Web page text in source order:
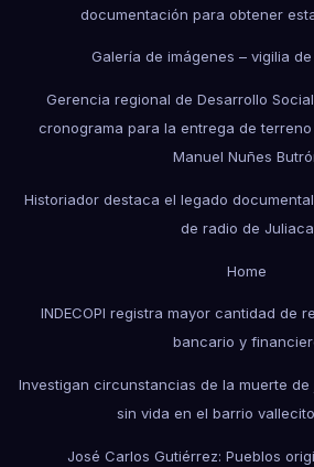
documentación para obtener
Galería de imágenes – vigilia
Gerencia regional de Desarrollo
cronograma para la entrega de
Manuel Nuñes
Historiador destaca el legado
de radio de Juliaca
Home
INDECOPI registra mayor cantidad de
bancario y
Investigan circunstancias de la muerte
sin vida en el barrio
José Carlos Gutiérrez: Pueblos